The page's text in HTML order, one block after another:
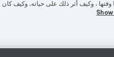
وقتها ، وكيف أثر ذلك على حياته.